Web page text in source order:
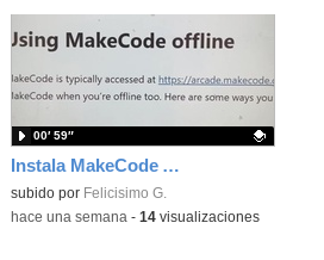
Instala MakeCode Arcade para trabajar offline en tu tablet, ordenador, Chromebook
Contenido educativo.
subido por Felicisimo G.
00′ 59″
-hace una semana - 14visualizaciones